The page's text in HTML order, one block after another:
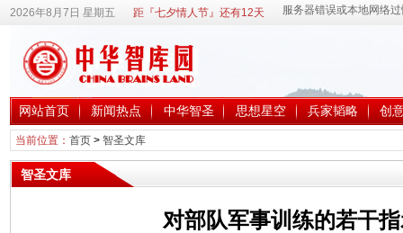
2026年8月7日 星期五 距『七夕情人节』还有12天
网站首页 新闻热点 中华智圣 思想星空 兵家韬略 创
当前位置： 首页> 智圣文库
智圣文库
对部队军事训练的若干